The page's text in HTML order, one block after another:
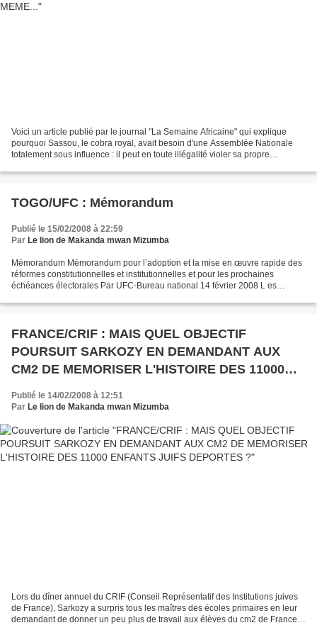
Voici un article publié par le journal "La Semaine Africaine" qui explique
pourquoi Sassou, le cobra royal, avait besoin d'une Assemblée Nationale
totalement sous influence : il peut en toute illégalité violer sa propre
TOGO/UFC : Mémorandum
Publié le 15/02/2008 à 22:59
Par Le lion de Makanda mwan Mizumba
Mémorandum Mémorandum pour l’adoption et la mise en œuvre rapide des
réformes constitutionnelles et institutionnelles et pour les prochaines
échéances électorales Par UFC-Bureau national 14 février 2008 L es
FRANCE/CRIF : MAIS QUEL OBJECTIF
POURSUIT SARKOZY EN DEMANDANT AUX
CM2 DE MEMORISER L'HISTOIRE DES 11000
ENFANTS JUIFS DEPORTES ?
Publié le 14/02/2008 à 12:51
Par Le lion de Makanda mwan Mizumba
Lors du dîner annuel du CRIF (Conseil Représentatif des Institutions juives
de France), Sarkozy a surpris tous les maîtres des écoles primaires en leur
demandant de donner un peu plus de travail aux élèves du cm2 de France :